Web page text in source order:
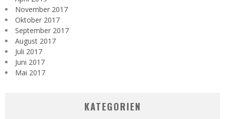
November 2017
Oktober 2017
September 2017
August 2017
Juli 2017
Juni 2017
Mai 2017
KATEGORIEN